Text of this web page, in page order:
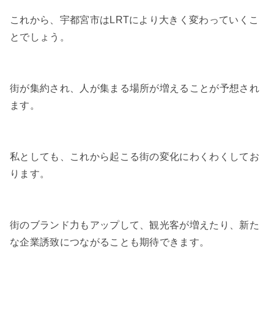
これから、宇都宮市はLRTにより大きく変わっていくこ
とでしょう。
街が集約され、人が集まる場所が増えることが予想され
ます。
私としても、これから起こる街の変化にわくわくしてお
ります。
街のブランド力もアップして、観光客が増えたり、新た
な企業誘致につながることも期待できます。